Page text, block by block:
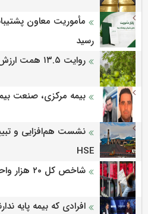
مأموریت معاون
رسید
روایت ۱۳.۵ همت ارزش‌آفرینی در فولادمبارکه
بیمه مرکزی، صنعت
نشست هم‌افزایی و
HSE
شاخص کل ۲۰ هزار واحد افت کرد
افرادی که بیمه پایه